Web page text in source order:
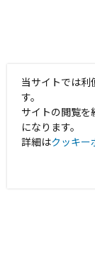
当サイトでは
す。
サイトの閲覧
になります。
詳細はクッキー